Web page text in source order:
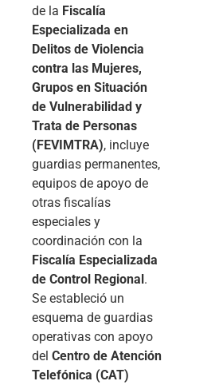
de la Fiscalía
Especializada en
Delitos de Violencia
contra las Mujeres,
Grupos en Situación
de Vulnerabilidad y
Trata de Personas
(FEVIMTRA), incluye
guardias permanentes,
equipos de apoyo de
otras fiscalías
especiales y
coordinación con la
Fiscalía Especializada
de Control Regional.
Se estableció un
esquema de guardias
operativas con apoyo
del Centro de Atención
Telefónica (CAT)